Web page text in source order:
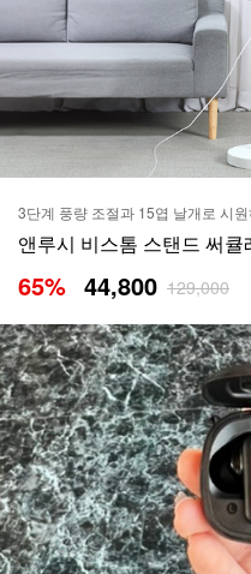
3단계 풍량 조절과 15엽 날개로 시
앤루시 비스톰 스탠드 써
65% 44,800 129,000